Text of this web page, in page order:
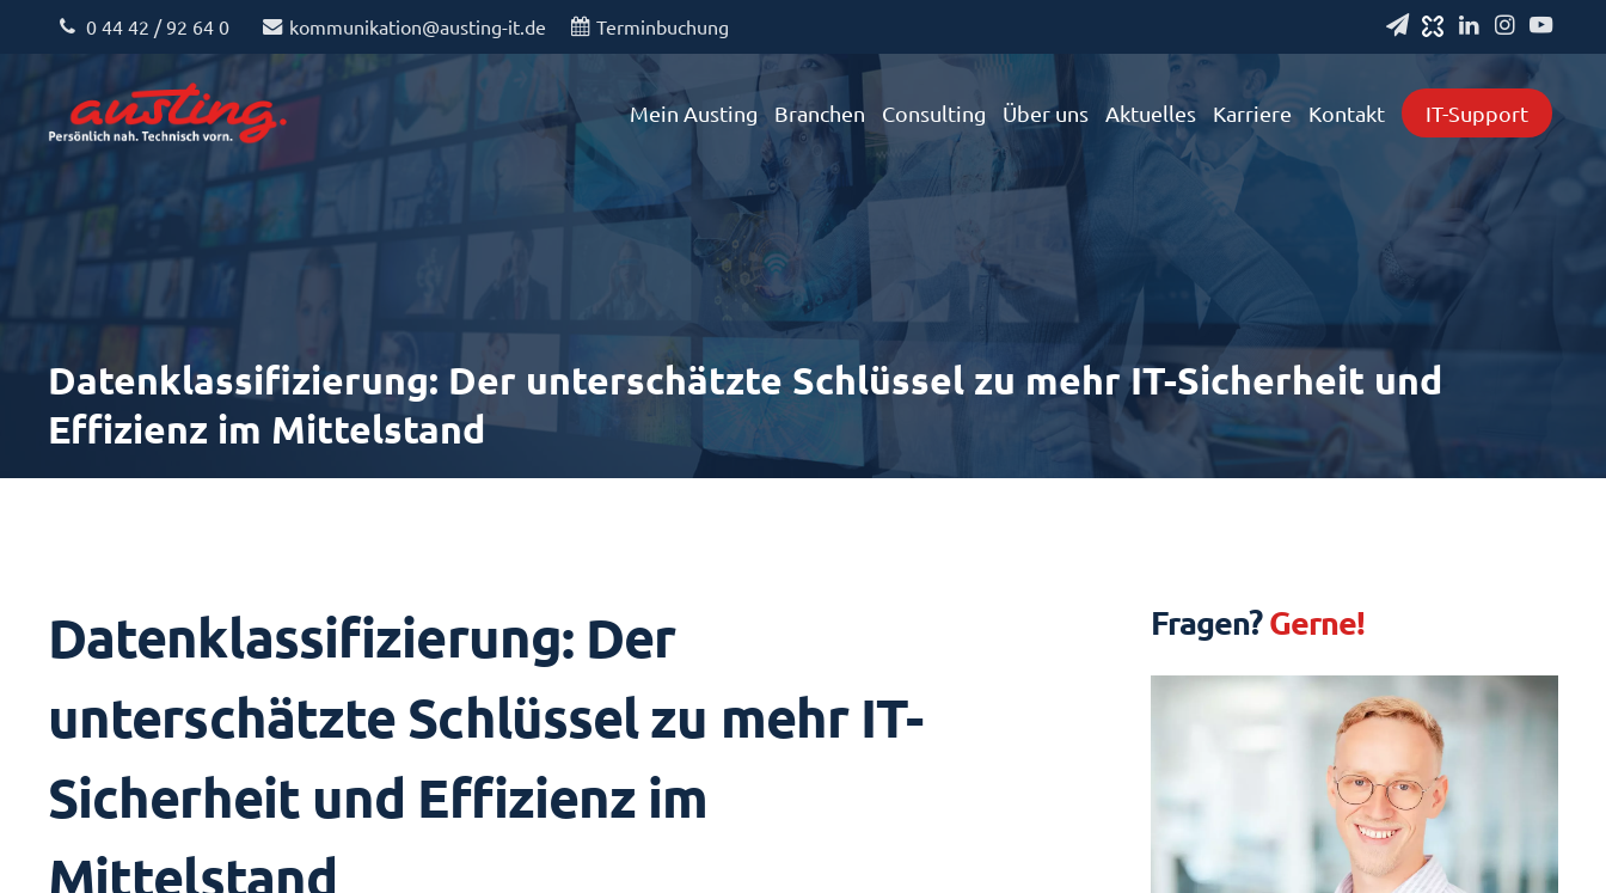
0 44 42 / 92 64 0 kommunikation@austing-it.de Terminbuchung
Mein Austing Branchen Consulting Über uns Aktuelles Karriere Kontakt IT-Support
Datenklassifizierung: Der unterschätzte Schlüssel zu mehr IT-Sicherheit und
Effizienz im Mittelstand
Datenklassifizierung: Der
unterschätzte Schlüssel zu mehr IT-
Sicherheit und Effizienz im
Mittelstand
Fragen?Gerne!